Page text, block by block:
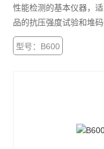
性能检测的基本仪器，
品的抗压强度试验和堆码
型号：B600